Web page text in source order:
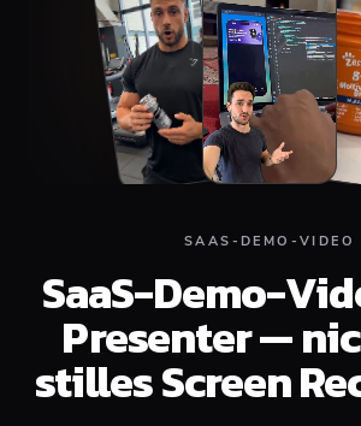
SAAS-DEMO-VIDEO
SaaS-Demo-
Presenter —
stilles Screen